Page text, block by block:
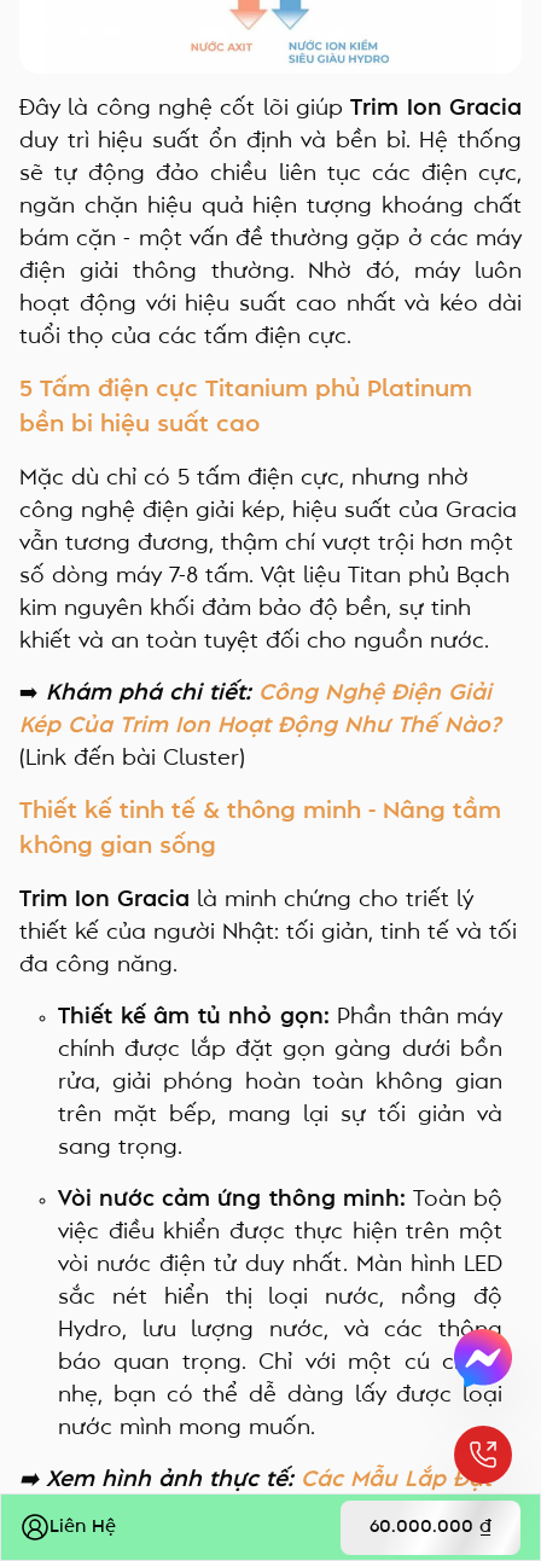
Liên Hệ 60.000.000 ₫
Đây là công nghệ cốt lõi giúpTrim Ion Gracia
duy trì hiệu suất ổn định và bền bỉ. Hệ thống
sẽ tự động đảo chiều liên tục các điện cực,
ngăn chặn hiệu quả hiện tượng khoáng chất
bám cặn - một vấn đề thường gặp ở các máy
điện giải thông thường. Nhờ đó, máy luôn
hoạt động với hiệu suất cao nhất và kéo dài
tuổi thọ của các tấm điện cực.
5 Tấm điện cực Titanium phủ Platinum
bền bi hiệu suất cao
Mặc dù chỉ có 5 tấm điện cực, nhưng nhờ
công nghệ điện giải kép, hiệu suất của Gracia
vẫn tương đương, thậm chí vượt trội hơn một
số dòng máy 7-8 tấm. Vật liệu Titan phủ Bạch
kim nguyên khối đảm bảo độ bền, sự tinh
khiết và an toàn tuyệt đối cho nguồn nước.
➡️ Khám phá chi tiết: Công Nghệ Điện Giải
Kép Của Trim Ion Hoạt Động Như Thế Nào?
(Link đến bài Cluster)
Thiết kế tinh tế & thông minh - Nâng tầm
không gian sống
Trim Ion Gracia là minh chứng cho triết lý
thiết kế của người Nhật: tối giản, tinh tế và tối
đa công năng.
Thiết kế âm tủ nhỏ gọn: Phần thân máy
chính được lắp đặt gọn gàng dưới bồn
rửa, giải phóng hoàn toàn không gian
trên mặt bếp, mang lại sự tối giản và
sang trọng.
Vòi nước cảm ứng thông minh: Toàn bộ
việc điều khiển được thực hiện trên một
vòi nước điện tử duy nhất. Màn hình LED
sắc nét hiển thị loại nước, nồng độ
Hydro, lưu lượng nước, và các thông
báo quan trọng. Chỉ với một cú chạm
nhẹ, bạn có thể dễ dàng lấy được loại
nước mình mong muốn.
➡️ Xem hình ảnh thực tế: Các Mẫu Lắp Đặt
Trim Ion Gracia Âm Tủ Đẹp Nhất